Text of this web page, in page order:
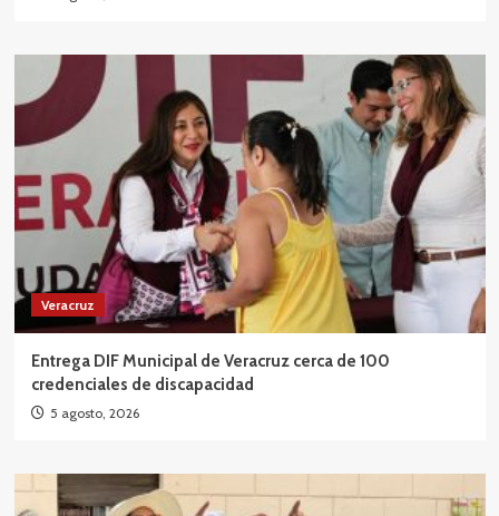
Veracruz
Entrega DIF Municipal de Veracruz cerca de 100
credenciales de discapacidad
5 agosto, 2026